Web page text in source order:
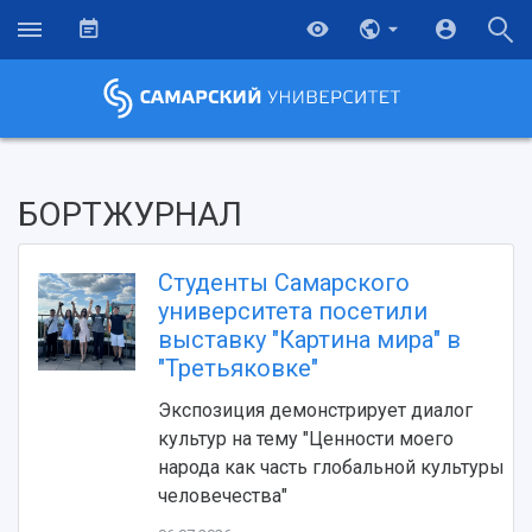
БОРТЖУРНАЛ
Студенты Самарского
университета посетили
выставку "Картина мира" в
"Третьяковке"
Экспозиция демонстрирует диалог
культур на тему "Ценности моего
народа как часть глобальной культуры
человечества"